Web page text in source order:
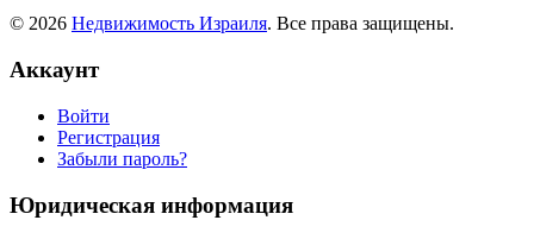
© 2026 Недвижимость Израиля. Все права защищены.
Аккаунт
Войти
Регистрация
Забыли пароль?
Юридическая информация